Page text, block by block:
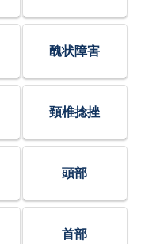
醜状障害
頚椎捻挫
頭部
首部